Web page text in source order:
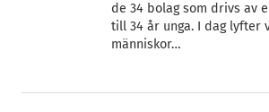
de 34 bolag som drivs av
till 34 år unga. I dag lyfter
människor…